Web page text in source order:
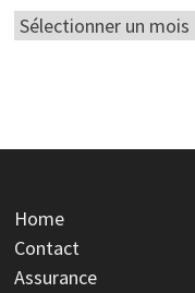
Archives
Home
Contact
Assurance